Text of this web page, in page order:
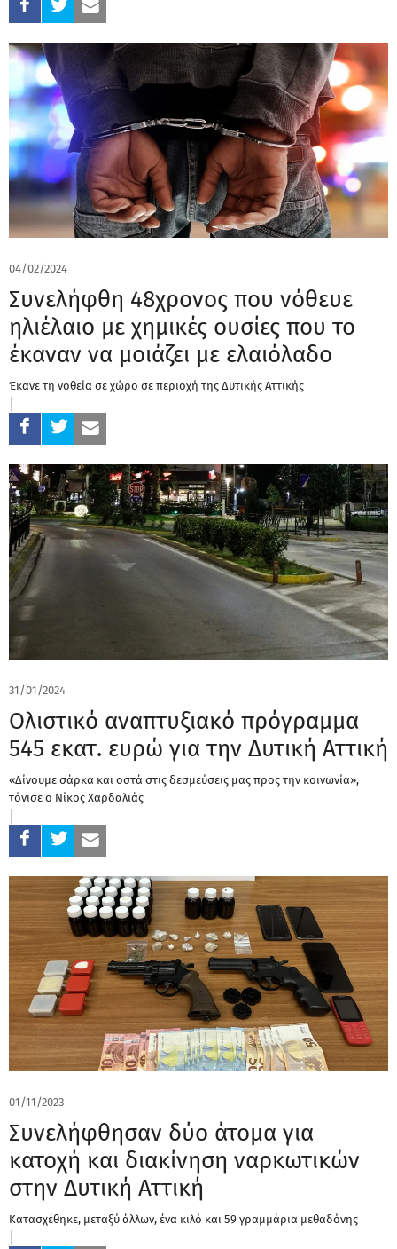
04/02/2024
Συνελήφθη 48χρονος που νόθευε
ηλιέλαιο με χημικές ουσίες που το
έκαναν να μοιάζει με ελαιόλαδο
Έκανε τη νοθεία σε χώρο σε περιοχή της Δυτικής Αττικής
31/01/2024
Ολιστικό αναπτυξιακό πρόγραμμα
545 εκατ. ευρώ για την Δυτική Αττική
«Δίνουμε σάρκα και οστά στις δεσμεύσεις μας προς την κοινωνία»,
τόνισε ο Νίκος Χαρδαλιάς
01/11/2023
Συνελήφθησαν δύο άτομα για
κατοχή και διακίνηση ναρκωτικών
στην Δυτική Αττική
Κατασχέθηκε, μεταξύ άλλων, ένα κιλό και 59 γραμμάρια μεθαδόνης